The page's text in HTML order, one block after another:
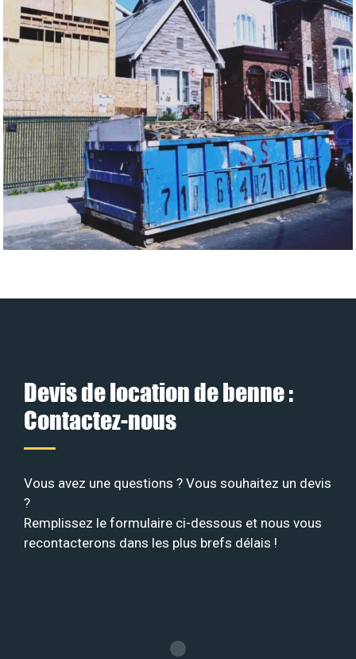
Devis de location de benne :
Contactez-nous
Vous avez une questions ? Vous souhaitez un devis
?
Remplissez le formulaire ci-dessous et nous vous
recontacterons dans les plus brefs délais !